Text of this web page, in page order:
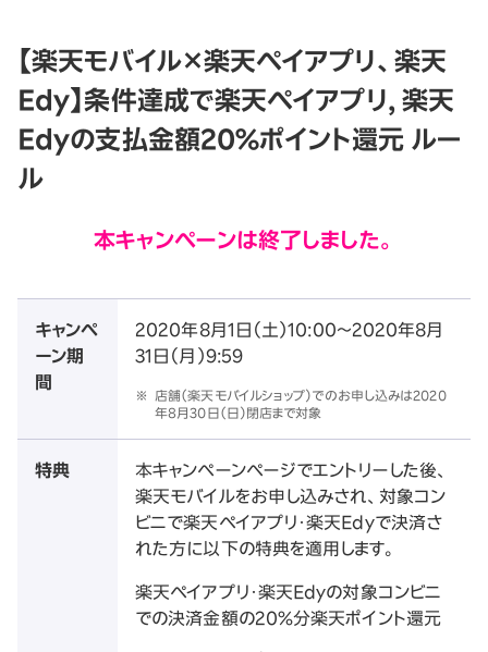
【楽天モバイル×楽天ペイアプリ、楽天
Edy】条件達成で楽天ペイアプリ, 楽天
Edyの支払金額20％ポイント還元 ルー
ル
本キャンペーンは終了しました。
キャンペ
ーン期
間
2020年8月1日（土）10:00～2020年8月
31日（月）9:59
※
店舗（楽天モバイルショップ）でのお申し込みは2020
年8月30日（日）閉店まで対象
特典
本キャンペーンページでエントリーした後、
楽天モバイルをお申し込みされ、対象コン
ビニで楽天ペイアプリ・楽天Edyで決済さ
れた方に以下の特典を適用します。
楽天ペイアプリ・楽天Edyの対象コンビニ
での決済金額の20%分楽天ポイント還元